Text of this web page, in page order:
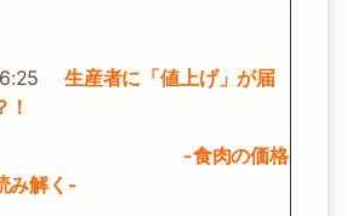
生産者に「値上げ」が届
！
-食肉の価格
み解く-